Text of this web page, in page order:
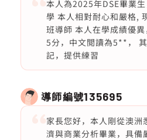
本人為2025年DSE畢業
學 本人相對耐心和嚴格,
班導師 本人在學成績優
5分，中文閲讀為5**，
記，提供練習
導師編號135695
家長您好，本人剛從澳洲
濟與商業分析畢業，具備